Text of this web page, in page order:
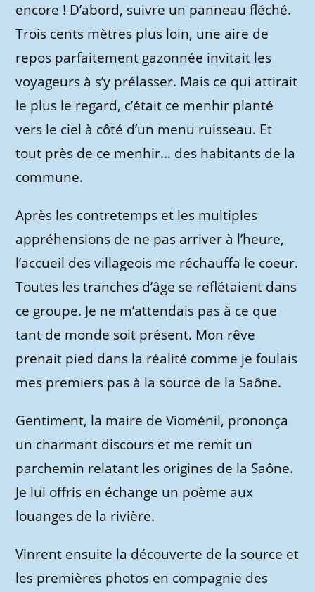
encore ! D’abord, suivre un panneau fléché.
Trois cents mètres plus loin, une aire de
repos parfaitement gazonnée invitait les
voyageurs à s’y prélasser. Mais ce qui attirait
le plus le regard, c’était ce menhir planté
vers le ciel à côté d’un menu ruisseau. Et
tout près de ce menhir… des habitants de la
commune.
Après les contretemps et les multiples
appréhensions de ne pas arriver à l’heure,
l’accueil des villageois me réchauffa le coeur.
Toutes les tranches d’âge se reflétaient dans
ce groupe. Je ne m’attendais pas à ce que
tant de monde soit présent. Mon rêve
prenait pied dans la réalité comme je foulais
mes premiers pas à la source de la Saône.
Gentiment, la maire de Vioménil, prononça
un charmant discours et me remit un
parchemin relatant les origines de la Saône.
Je lui offris en échange un poème aux
louanges de la rivière.
Vinrent ensuite la découverte de la source et
les premières photos en compagnie des